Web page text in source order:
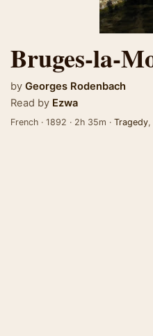
Bruges-la-
by Georges Rodenbach
Read by Ezwa
French · 1892 · 2h 35m · Tragedy,